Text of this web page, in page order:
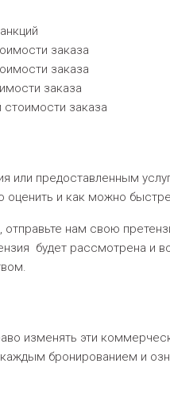
заказа
заказа
заказа
заказа
или предоставленным
оценить и как можно
нам свою
будет рассмотрена и
изменять эти
бронированием и